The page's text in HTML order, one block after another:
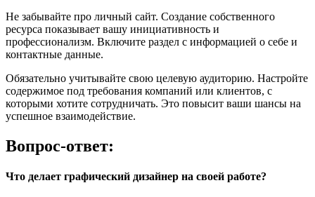
Не забывайте про личный сайт. Создание собственного
ресурса показывает вашу инициативность и
профессионализм. Включите раздел с информацией о себе и
контактные данные.
Обязательно учитывайте свою целевую аудиторию. Настройте
содержимое под требования компаний или клиентов, с
которыми хотите сотрудничать. Это повысит ваши шансы на
успешное взаимодействие.
Вопрос-ответ:
Что делает графический дизайнер на своей работе?